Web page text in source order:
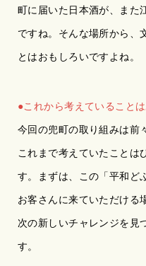
町に届いた日本酒が、また
ですね。そんな場所から、
とはおもしろいですよね。
●これから考えていること
今回の兜町の取り組みは前
これまで考えていたことは
す。まずは、この「平和ど
お客さんに来ていただける
次の新しいチャレンジを見
す。